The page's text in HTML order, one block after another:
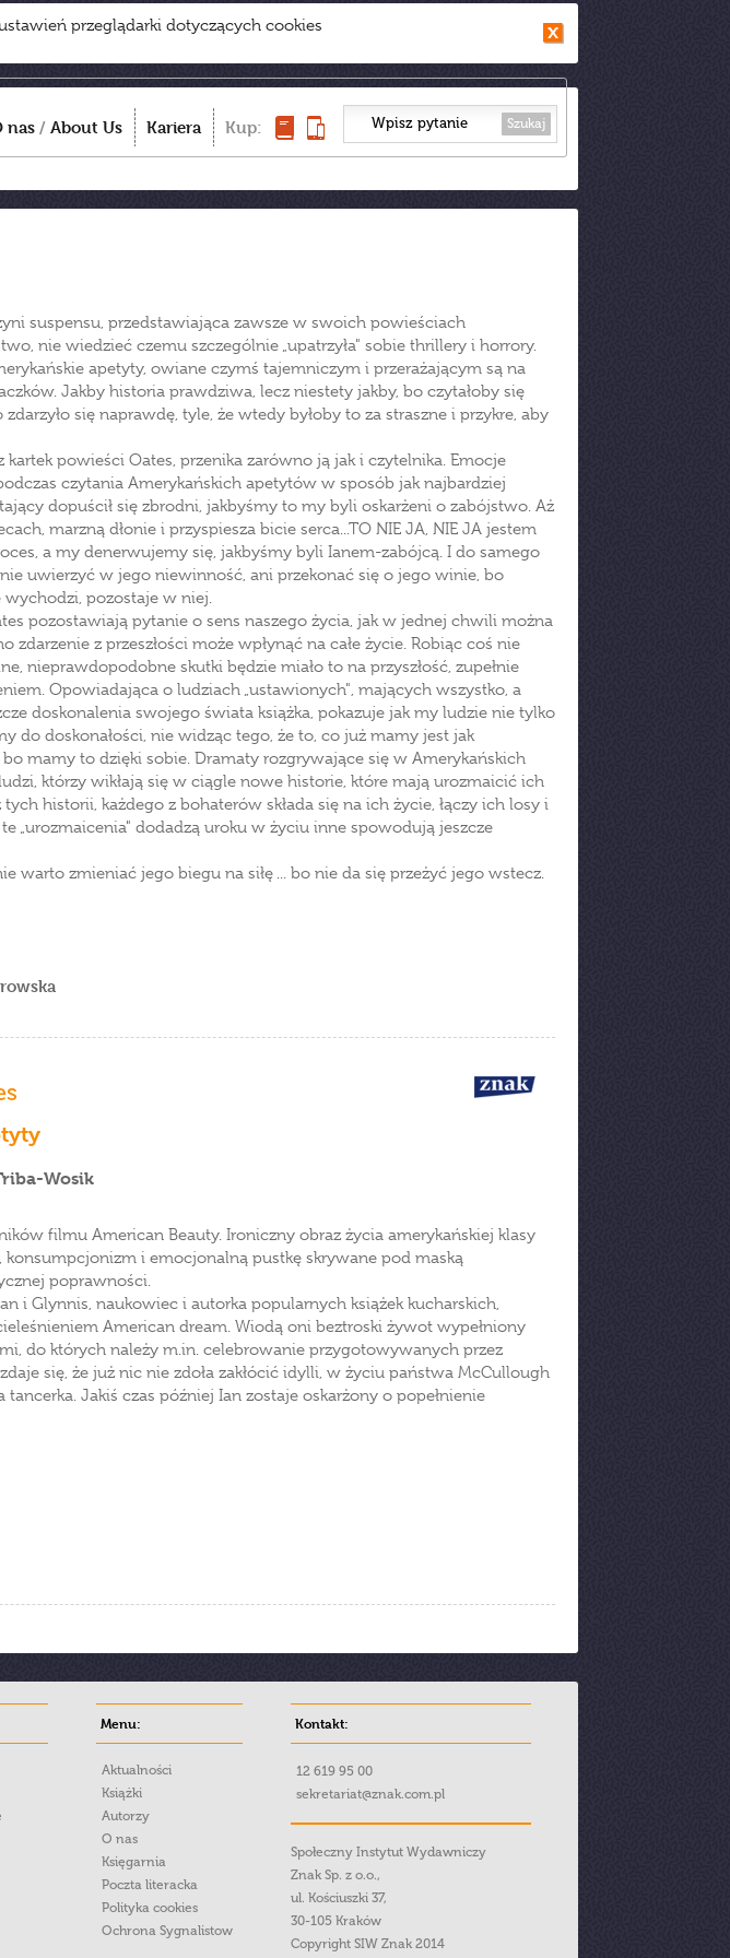
przeglądarki dotyczących cookies
nas / About Us Kariera Kup: Szukaj
suspensu, przedstawiająca zawsze w swoich powieściach
nie wiedzieć czemu szczególnie „upatrzyła" sobie thrillery i horrory.
apetyty, owiane czymś tajemniczym i przerażającym są na
Jakby historia prawdziwa, lecz niestety jakby, bo czytałoby się
się naprawdę, tyle, że wtedy byłoby to za straszne i przykre, aby
powieści Oates, przenika zarówno ją jak i czytelnika. Emocje
czytania Amerykańskich apetytów w sposób jak najbardziej
dopuścił się zbrodni, jakbyśmy to my byli oskarżeni o zabójstwo. Aż
marzną dłonie i przyspiesza bicie serca...TO NIE JA, NIE JA jestem
a my denerwujemy się, jakbyśmy byli Ianem-zabójcą. I do samego
uwierzyć w jego niewinność, ani przekonać się o jego winie, bo
wychodzi, pozostaje w niej.
pozostawiają pytanie o sens naszego życia, jak w jednej chwili można
zdarzenie z przeszłości może wpłynąć na całe życie. Robiąc coś nie
nieprawdopodobne skutki będzie miało to na przyszłość, zupełnie
Opowiadająca o ludziach „ustawionych", mających wszystko, a
doskonalenia swojego świata książka, pokazuje jak my ludzie nie tylko
do doskonałości, nie widząc tego, że to, co już mamy jest jak
mamy to dzięki sobie. Dramaty rozgrywające się w Amerykańskich
którzy wikłają się w ciągle nowe historie, które mają urozmaicić ich
tych historii, każdego z bohaterów składa się na ich życie, łączy ich losy i
„urozmaicenia" dodadzą uroku w życiu inne spowodują jeszcze
warto zmieniać jego biegu na siłę ... bo nie da się przeżyć jego wstecz.
Wosik
filmu American Beauty. Ironiczny obraz życia amerykańskiej klasy
konsumpcjonizm i emocjonalną pustkę skrywane pod maską
poprawności.
i Glynnis, naukowiec i autorka popularnych książek kucharskich,
American dream. Wiodą oni beztroski żywot wypełniony
do których należy m.in. celebrowanie przygotowywanych przez
się, że już nic nie zdoła zakłócić idylli, w życiu państwa McCullough
Jakiś czas później Ian zostaje oskarżony o popełnienie
Menu:
Aktualności
Książki
Autorzy
O nas
Księgarnia
Poczta literacka
Polityka cookies
Ochrona Sygnalistow
Kontakt:
12 619 95 00
sekretariat@znak.com.pl
Społeczny Instytut Wydawniczy
Znak Sp. z o.o.,
ul. Kościuszki 37,
30-105 Kraków
Copyright SIW Znak 2014